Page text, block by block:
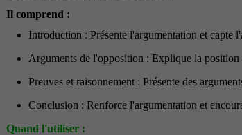
Il comprend :
Introduction : Présente l'argumentation et capte
Arguments de l'opposition : Explique la position
Preuves et raisonnement : Présente des
Conclusion : Renforce l'argumentation et
Quand l'utiliser :